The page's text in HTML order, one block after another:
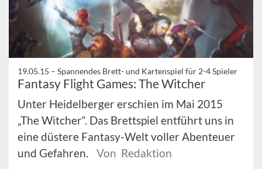
19.05.15 – Spannendes Brett- und Kartenspiel für 2-4 Spieler
Fantasy Flight Games: The Witcher
Unter Heidelberger erschien im Mai 2015
„The Witcher“. Das Brettspiel entführt uns in
eine düstere Fantasy-Welt voller Abenteuer
und Gefahren.
Von Redaktion